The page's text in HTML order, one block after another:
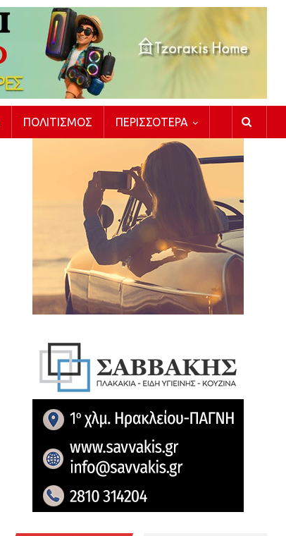
ΠΟΛΙΤΙΣΜΌΣ ΠΕΡΙΣΣΌΤΕΡΑ